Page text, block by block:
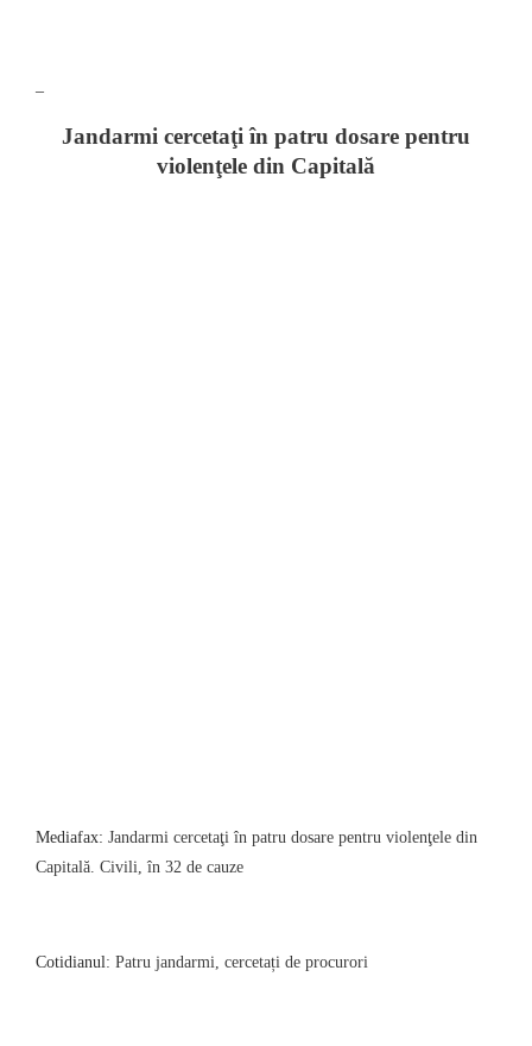
–
Jandarmi cercetaţi în patru dosare pentru
violenţele din Capitală
Mediafax: Jandarmi cercetaţi în patru dosare pentru violenţele din
Capitală. Civili, în 32 de cauze
Cotidianul: Patru jandarmi, cercetați de procurori